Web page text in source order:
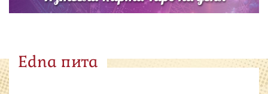
Edna пита